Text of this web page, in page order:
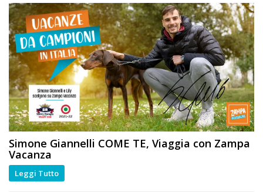
Simone Giannelli COME TE, Viaggia con Zampa
Vacanza
Leggi Tutto